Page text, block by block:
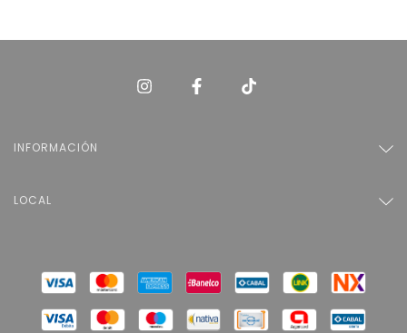
INFORMACIÓN
LOCAL